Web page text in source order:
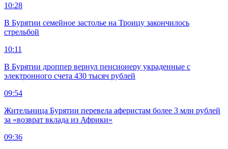
10:28
В Бурятии семейное застолье на Троицу закончилось
стрельбой
10:11
В Бурятии дроппер вернул пенсионеру украденные с
электронного счета 430 тысяч рублей
09:54
Жительница Бурятии перевела аферистам более 3 млн рублей
за «возврат вклада из Африки»
09:36